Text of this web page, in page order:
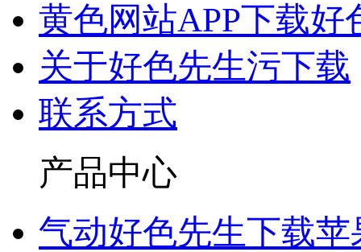
黄色网站APP下载好
关于好色先生污下载
联系方式
产品中心
气动好色先生下载